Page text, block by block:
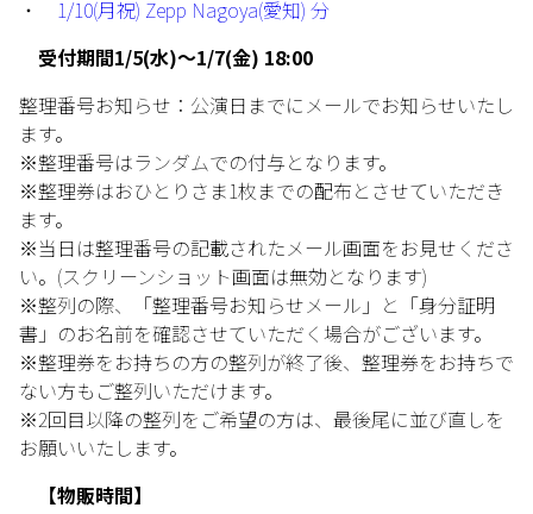
・
1/10(月祝) Zepp Nagoya(愛知) 分
受付期間1/5(水)～1/7(金) 18:00
整理番号お知らせ：公演日までにメールでお知らせいたし
ます。
※整理番号はランダムでの付与となります。
※整理券はおひとりさま1枚までの配布とさせていただき
ます。
※当日は整理番号の記載されたメール画面をお見せくださ
い。(スクリーンショット画面は無効となります)
※整列の際、「整理番号お知らせメール」と「身分証明
書」のお名前を確認させていただく場合がございます。
※整理券をお持ちの方の整列が終了後、整理券をお持ちで
ない方もご整列いただけます。
※2回目以降の整列をご希望の方は、最後尾に並び直しを
お願いいたします。
【物販時間】